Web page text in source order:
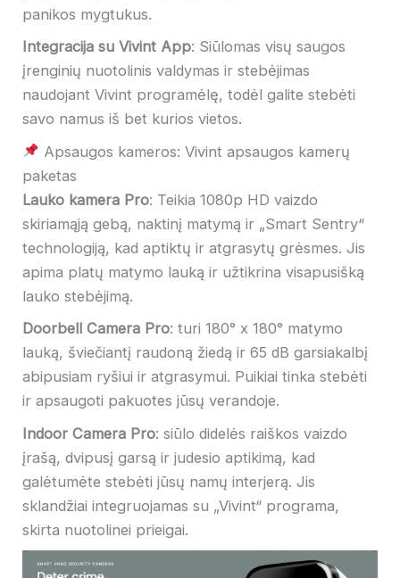
panikos mygtukus.
Integracija su Vivint App: Siūlomas visų saugos
įrenginių nuotolinis valdymas ir stebėjimas
naudojant Vivint programėlę, todėl galite stebėti
savo namus iš bet kurios vietos.
Apsaugos kameros: Vivint apsaugos kamerų
paketas
Lauko kamera Pro: Teikia 1080p HD vaizdo
skiriamąją gebą, naktinį matymą ir „Smart Sentry“
technologiją, kad aptiktų ir atgrasytų grėsmes. Jis
apima platų matymo lauką ir užtikrina visapusišką
lauko stebėjimą.
Doorbell Camera Pro: turi 180° x 180° matymo
lauką, šviečiantį raudoną žiedą ir 65 dB garsiakalbį
abipusiam ryšiui ir atgrasymui. Puikiai tinka stebėti
ir apsaugoti pakuotes jūsų verandoje.
Indoor Camera Pro: siūlo didelės raiškos vaizdo
įrašą, dvipusį garsą ir judesio aptikimą, kad
galėtumėte stebėti jūsų namų interjerą. Jis
sklandžiai integruojamas su „Vivint“ programa,
skirta nuotolinei prieigai.